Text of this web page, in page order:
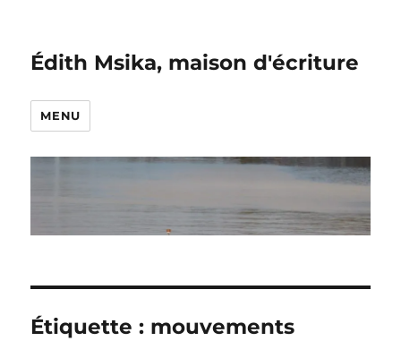
Édith Msika, maison d'écriture
MENU
Étiquette : mouvements